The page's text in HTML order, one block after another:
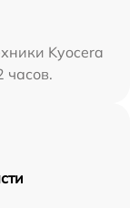
Kyocera
часов.